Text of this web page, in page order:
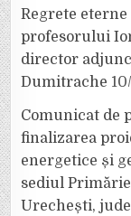
Regrete
profesorului
director
Dumitrache
Comunicat de
finalizarea
energetice și
sediul
Urechești,